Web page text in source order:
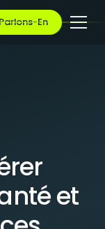
Parlons-En« GÉRER AVEC
PUBLICS » ET
et